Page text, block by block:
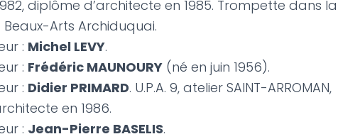
diplôme d’architecte en 1985. Trompette dans la
Arts Archiduquai.
: Michel LEVY.
: Frédéric MAUNOURY(né en juin 1956).
: Didier PRIMARD. U.P.A. 9, atelier SAINT-ARROMAN,
en 1986.
: Jean-Pierre BASELIS.